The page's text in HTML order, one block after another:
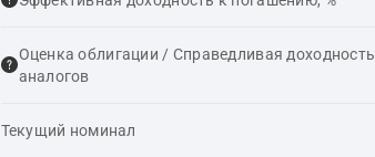
Оценка облигации / Справедливая доходность
аналогов
Текущий номинал